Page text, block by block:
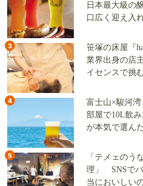
日本最大級の
口広く迎え入
3
笹塚の床屋『
業界出身の店
イセンスで挑
4
富士山×駿河湾
部屋で10L飲
が本気で選ん
5
「テメェのう
理」 SNSで
当においしい